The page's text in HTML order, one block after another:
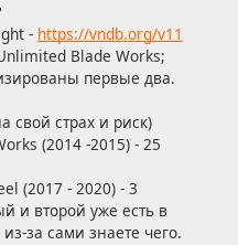
- https://vndb.org/v11
Blade Works;
первые два.
свой страх и риск)
(2014 -2015) - 25
(2017 - 2020) - 3
и второй уже есть в
за сами знаете чего.